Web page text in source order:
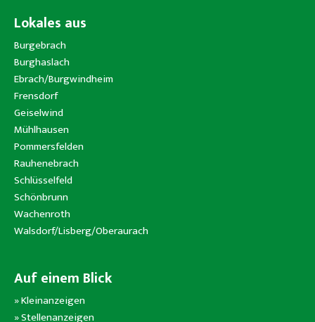
Lokales aus
Burgebrach
Burghaslach
Ebrach/Burgwindheim
Frensdorf
Geiselwind
Mühlhausen
Pommersfelden
Rauhenebrach
Schlüsselfeld
Schönbrunn
Wachenroth
Walsdorf/Lisberg/Oberaurach
Auf einem Blick
»Kleinanzeigen
»Stellenanzeigen